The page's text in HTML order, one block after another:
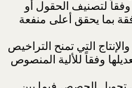
وفقاً لتصنيف الحقول أو
بما يحقق أعلى منفعة
التي تمنح التراخيص
وفقاً للألية المنصوص